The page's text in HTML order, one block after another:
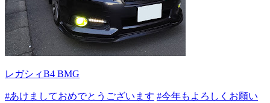
レガシィB4 BMG
#あけましておめでとうございます #今年もよろしくお願い